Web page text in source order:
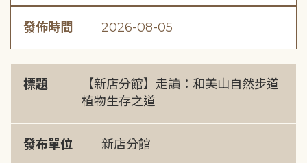
發佈時間 2026-08-05
標題
【新店分館】走讀：和美山自然步道
植物生存之道
發布單位 新店分館